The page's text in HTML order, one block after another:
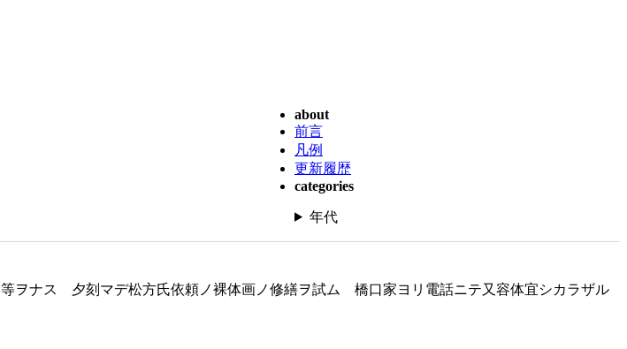
about
前言
凡例
更新履歴
categories
年代
ナス 夕刻マデ松方氏依頼ノ裸体画ノ修繕ヲ試ム 橋口家ヨリ電話ニテ又容体宜シカラザル